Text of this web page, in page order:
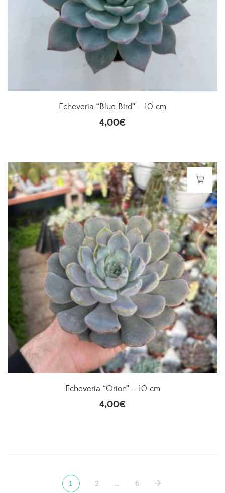
Echeveria “Blue Bird” – 10 cm
4,00€
Echeveria “Orion” – 10 cm
4,00€
1 2 … 6